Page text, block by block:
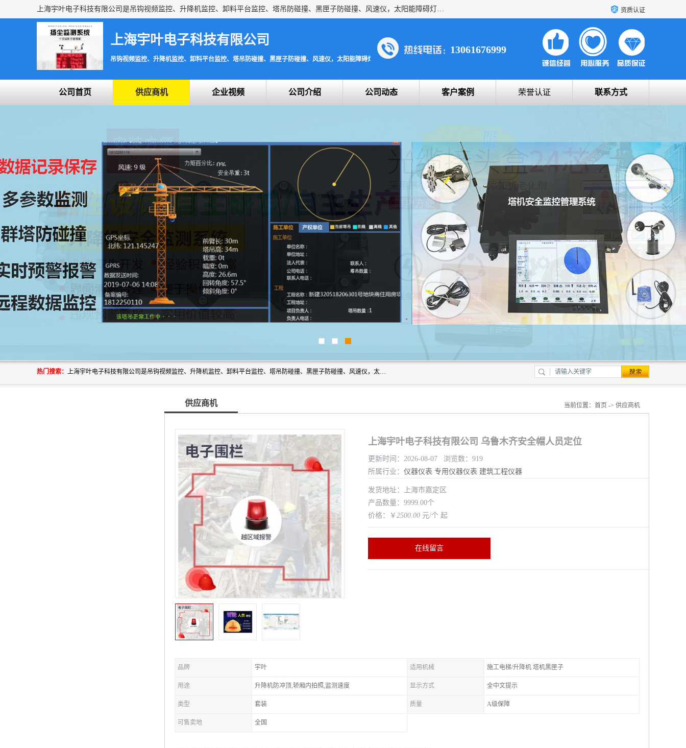
上海宇叶电子科技有限公司是吊钩视频监控、升降机监控、卸料平台监控、塔吊防碰撞、黑匣子防碰撞、风速仪，太阳能障碍灯安全提示灯等一系列升降机的常用配件产品专业研发生产加工的公司，拥有完整、科学的质量管理体系。 资质认证
上海宇叶电子科技有限公司
吊钩视频监控、升降机监控、卸料平台监控、塔吊防碰撞、黑匣子防碰撞、风速仪，太阳能障碍灯安全提示灯
13061676999
公司首页 供应商机 企业视频 公司介绍 公司动态 客户案例 荣誉认证 联系方式
热门搜索： 上海宇叶电子科技有限公司是吊钩视频监控、升降机监控、卸料平台监控、塔吊防碰撞、黑匣子防碰撞、风速仪，太阳能障碍灯安全提示灯等一系列升降机的常用配件产品专业研发生产加工的公司，拥有完整、科学的质量管理体系。
供应商机 当前位置： 首页 -> 供应商机
上海宇叶电子科技有限公司 乌鲁木齐安全帽人员定位
更新时间：2026-08-07 浏览数：919
所属行业： 仪器仪表 专用仪器仪表 建筑工程仪器
发货地址：上海市嘉定区
产品数量：9999.00个
价格：￥ 2500.00 元/个 起
在线留言
品牌 宇叶 适用机械 施工电梯/升降机 塔机黑匣子
用途 升降机防冲顶,轿厢内拍照,监测速度 显示方式 全中文提示
类型 套装 质量 A级保障
可售卖地 全国